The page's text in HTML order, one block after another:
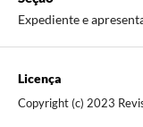
Expediente e
Licença
Copyright (c) 2023